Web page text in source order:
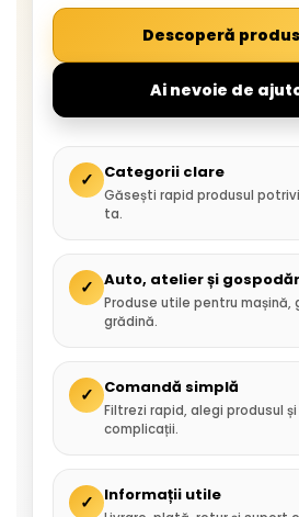
Descoperă
Ai nevoie de
✓ Categorii clare
Găsești rapid produsul
ta.
✓ Auto, atelier și
Produse utile pentru mașină,
grădină.
✓ Comandă simplă
Filtrezi rapid, alegi produsul
complicații.
✓ Informații utile